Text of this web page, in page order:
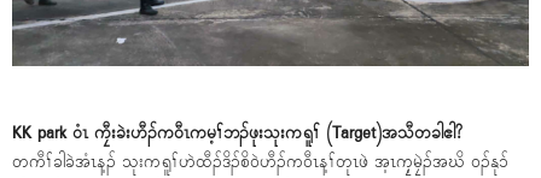
KK park ဝံၤ ကၠီးခဲးဟီၣ်ကဝီၤကမ့ၢ်ဘၣ်ဖုးသုးကရူၢ် (Target)အသီတခါဧါ?
တကီၢ်ခါခဲအံၤန့ၣ် သုးကရူၢ်ဟဲထီၣ်ဒိၣ်စိဝဲဟီၣ်ကဝီၤန့ၢ်တုၤဖဲ အ့ၤကၠ့မၠဲၣ်အဃိ ဝၣ်နုၥ်